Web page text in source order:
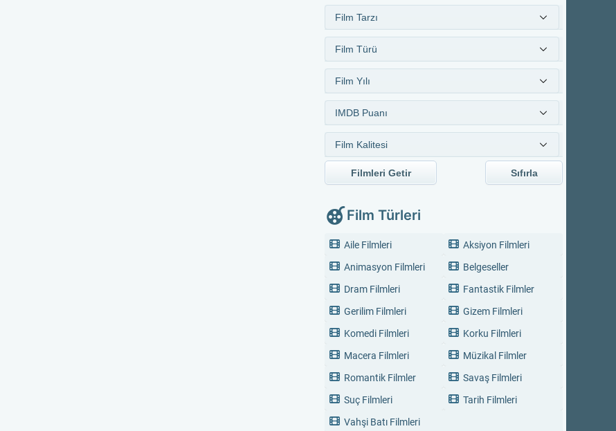
Filmleri Getir Sıfırla
Film Türleri
Aile Filmleri
Aksiyon Filmleri
Animasyon Filmleri
Belgeseller
Dram Filmleri
Fantastik Filmler
Gerilim Filmleri
Gizem Filmleri
Komedi Filmleri
Korku Filmleri
Macera Filmleri
Müzikal Filmler
Romantik Filmler
Savaş Filmleri
Suç Filmleri
Tarih Filmleri
Vahşi Batı Filmleri